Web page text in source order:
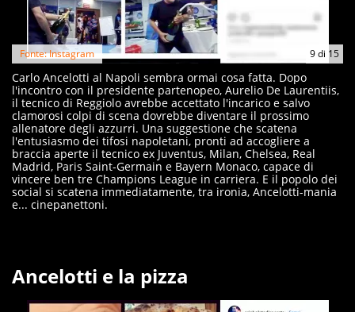
9di 15
Fonte: Instagram
Carlo Ancelotti al Napoli sembra ormai cosa fatta. Dopo
l'incontro con il presidente partenopeo, Aurelio De Laurentiis,
il tecnico di Reggiolo avrebbe accettato l'incarico e salvo
clamorosi colpi di scena dovrebbe diventare il prossimo
allenatore degli azzurri. Una suggestione che scatena
l'entusiasmo dei tifosi napoletani, pronti ad accogliere a
braccia aperte il tecnico ex Juventus, Milan, Chelsea, Real
Madrid, Paris Saint-Germain e Bayern Monaco, capace di
vincere ben tre Champions League in carriera. E il popolo dei
social si scatena immediatamente, tra ironia, Ancelotti-mania
e... cinepanettoni.
Ancelotti e la pizza